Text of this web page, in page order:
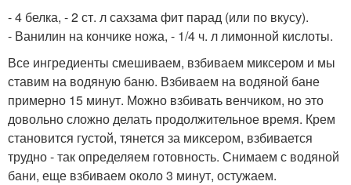
- 4 белка, - 2 ст. л сахзама фит парад (или по вкусу).
- Ванилин на кончике ножа, - 1/4 ч. л лимонной кислоты.
Все ингредиенты смешиваем, взбиваем миксером и мы
ставим на водяную баню. Взбиваем на водяной бане
примерно 15 минут. Можно взбивать венчиком, но это
довольно сложно делать продолжительное время. Крем
становится густой, тянется за миксером, взбивается
трудно - так определяем готовность. Снимаем с водяной
бани, еще взбиваем около 3 минут, остужаем.